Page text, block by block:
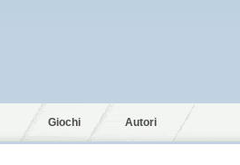
Giochi Autori